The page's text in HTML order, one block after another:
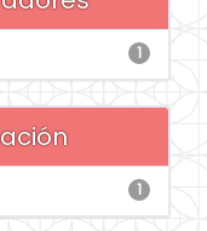
1
1